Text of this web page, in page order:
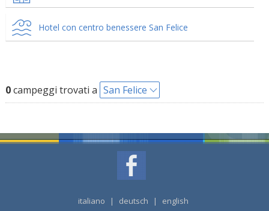
Hotel con centro benessere San Felice
0campeggi trovati a San Felice
italiano | deutsch | english